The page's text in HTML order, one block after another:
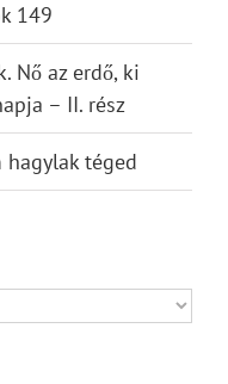
149
Nő az erdő, ki
– II. rész
téged